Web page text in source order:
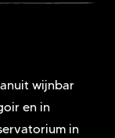
wijnbar
en in
in